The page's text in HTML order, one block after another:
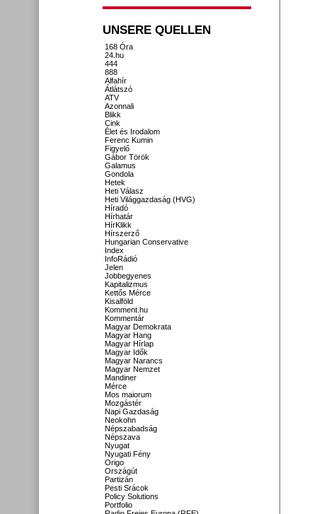
UNSERE QUELLEN
168 Óra
24.hu
444
888
Alfahír
Átlátszó
ATV
Azonnali
Blikk
Cink
Élet és Irodalom
Ferenc Kumin
Figyelő
Gábor Török
Galamus
Gondola
Hetek
Heti Válasz
Heti Világgazdaság (HVG)
Híradó
Hírhatár
HírKlikk
Hírszerző
Hungarian Conservative
Index
InfoRádió
Jelen
Jobbegyenes
Kapitalizmus
Kettős Mérce
Kisalföld
Komment.hu
Kommentár
Magyar Demokrata
Magyar Hang
Magyar Hírlap
Magyar Idők
Magyar Narancs
Magyar Nemzet
Mandiner
Mérce
Mos maiorum
Mozgástér
Napi Gazdaság
Neokohn
Népszabadság
Népszava
Nyugat
Nyugati Fény
Origo
Országút
Partizán
Pesti Srácok
Policy Solutions
Portfolio